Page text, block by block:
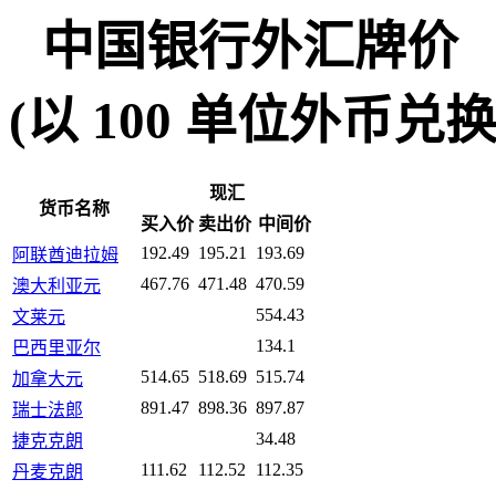
中国银行外汇牌价
(以 100 单位外币兑
货币名称
现汇
买入价 卖出价 中间价
阿联酋迪拉姆
192.49 195.21
193.69
澳大利亚元
467.76 471.48 470.59
文莱元
554.43
巴西里亚尔
134.1
加拿大元
514.65 518.69 515.74
瑞士法郎
891.47 898.36 897.87
捷克克朗
34.48
丹麦克朗
111.62 112.52
112.35